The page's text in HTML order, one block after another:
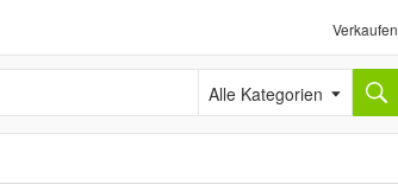
Verkaufen
Alle Kategorien